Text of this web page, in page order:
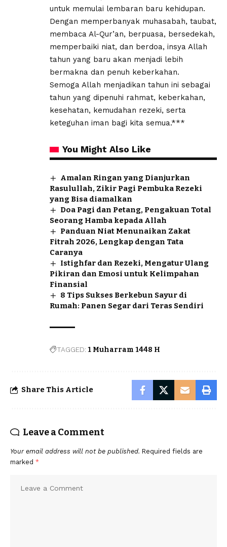
untuk memulai lembaran baru kehidupan.
Dengan memperbanyak muhasabah, taubat,
membaca Al-Qur’an, berpuasa, bersedekah,
memperbaiki niat, dan berdoa, insya Allah
tahun yang baru akan menjadi lebih
bermakna dan penuh keberkahan.
Semoga Allah menjadikan tahun ini sebagai
tahun yang dipenuhi rahmat, keberkahan,
kesehatan, kemudahan rezeki, serta
keteguhan iman bagi kita semua.***
You Might Also Like
Amalan Ringan yang Dianjurkan
Rasulullah, Zikir Pagi Pembuka Rezeki
yang Bisa diamalkan
Doa Pagi dan Petang, Pengakuan Total
Seorang Hamba kepada Allah
Panduan Niat Menunaikan Zakat
Fitrah 2026, Lengkap dengan Tata
Caranya
Istighfar dan Rezeki, Mengatur Ulang
Pikiran dan Emosi untuk Kelimpahan
Finansial
8 Tips Sukses Berkebun Sayur di
Rumah: Panen Segar dari Teras Sendiri
TAGGED:1 Muharram 1448 H
Share This Article
Leave a Comment
Your email address will not be published. Required fields are
marked *